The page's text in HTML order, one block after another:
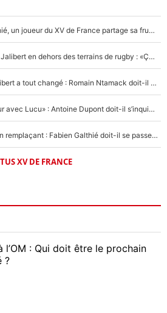
Mis de côté par Fabien Galthié, un joueur du XV de France partage sa frustration : «ils ne me l’ont pas dit tout de suite»
La raison d'être de Matthieu Jalibert en dehors des terrains de rugby : «Ça m'atteint autant que si tu touches à un membre de ma famille»
XV de France - Matthieu Jalibert a tout changé : Romain Ntamack doit-il s’inquiéter pour sa place à un an de la Coupe du monde ?
«Le XV de France est meilleur avec Lucu» : Antoine Dupont doit-il s’inquiéter pour sa place ?
Le XV de France a trouvé son remplaçant : Fabien Galthié doit-il se passer d'Antoine Dupont ?
XV DE FRANCE
: Qui doit être le prochain
?